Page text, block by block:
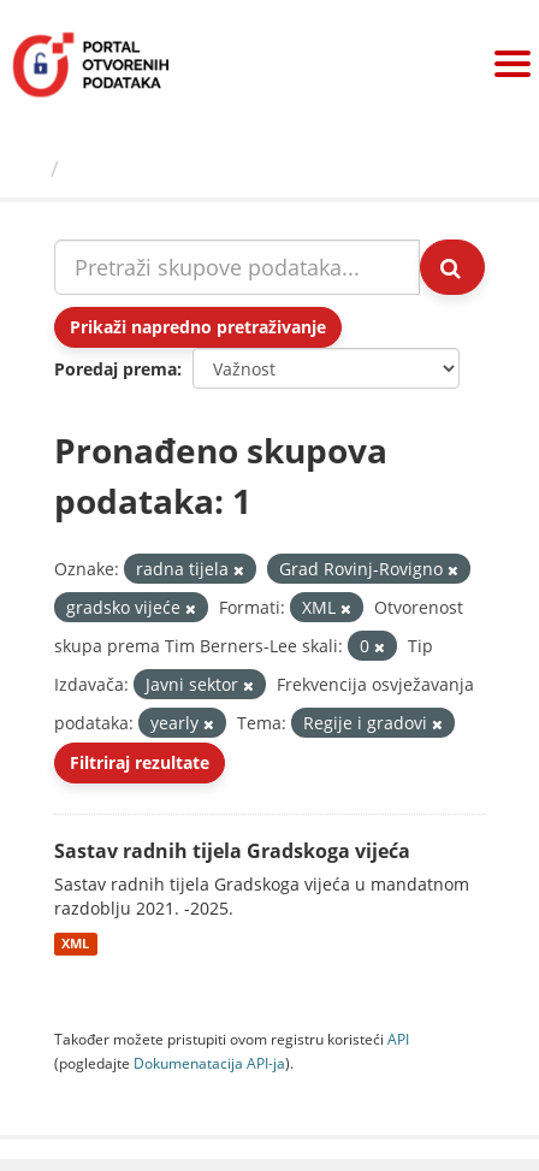
sadržaj
Prikaži napredno pretraživanje
Poredaj prema
Pronađeno skupova
podataka: 1
Oznake: radna tijela
Grad Rovinj-Rovigno
gradsko vijeće
Formati: XML
Otvorenost
skupa prema Tim Berners-Lee skali:
0
Tip
Izdavača:
Javni sektor
Frekvencija osvježavanja
podataka:
yearly Tema:
Regije i gradovi
Filtriraj rezultate
Sastav radnih tijela Gradskoga vijeća
Sastav radnih tijela Gradskoga vijeća u mandatnom
razdoblju 2021. -2025.
XML
Također možete pristupiti ovom registru koristeći API
(pogledajte Dokumenаtаcijа API-jа).